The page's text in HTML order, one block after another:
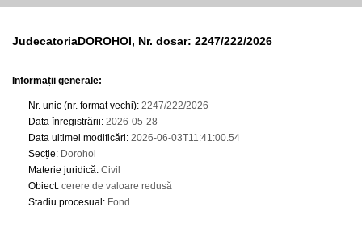
JudecatoriaDOROHOI, Nr. dosar: 2247/222/2026
Informații generale:
Nr. unic (nr. format vechi): 2247/222/2026
Data înregistrării: 2026-05-28
Data ultimei modificări: 2026-06-03T11:41:00.54
Secție: Dorohoi
Materie juridică: Civil
Obiect: cerere de valoare redusă
Stadiu procesual : Fond